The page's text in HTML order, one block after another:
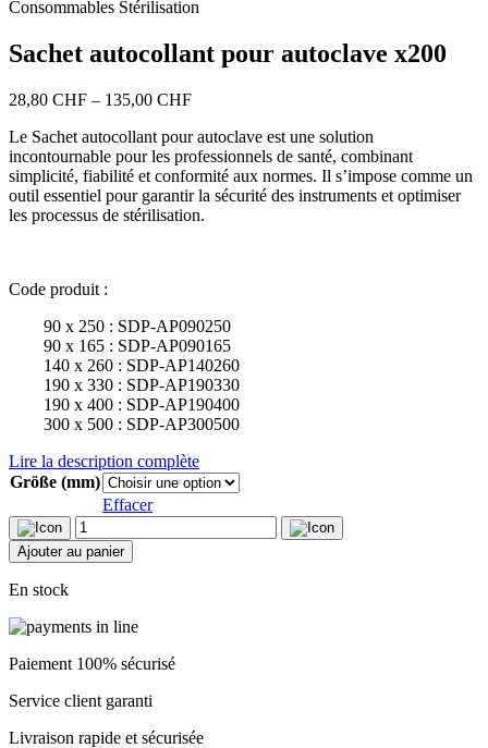
Consommables Stérilisation
Sachet autocollant pour autoclave x200
28,80 CHF – 135,00 CHFPrice
28,80 CHF
through
135,00 CHF
Le Sachet autocollant pour autoclave est une solution
incontournable pour les professionnels de santé, combinant
simplicité, fiabilité et conformité aux normes. Il s’impose comme un
outil essentiel pour garantir la sécurité des instruments et optimiser
les processus de stérilisation.
Code produit :
‎ ‎ ‎ ‎ ‎ ‎ ‎ ‎ 90 x 250 : SDP-AP090250
‎ ‎ ‎ ‎ ‎ ‎ ‎ ‎ 90 x 165 : SDP-AP090165
‎ ‎ ‎ ‎ ‎ ‎ ‎ ‎ 140 x 260 : SDP-AP140260
‎ ‎ ‎ ‎ ‎ ‎ ‎ ‎ 190 x 330 : SDP-AP190330
‎ ‎ ‎ ‎ ‎ ‎ ‎ ‎ 190 x 400 : SDP-AP190400
‎ ‎ ‎ ‎ ‎ ‎ ‎ ‎ 300 x 500 : SDP-AP300500
Lire la description complète
Größe (mm)
Effacer
quantité
de
Sachet
autocollant
autoclave
x200
Ajouter au panier
En stock
Paiement 100% sécurisé
Service client garanti
Livraison rapide et sécurisée